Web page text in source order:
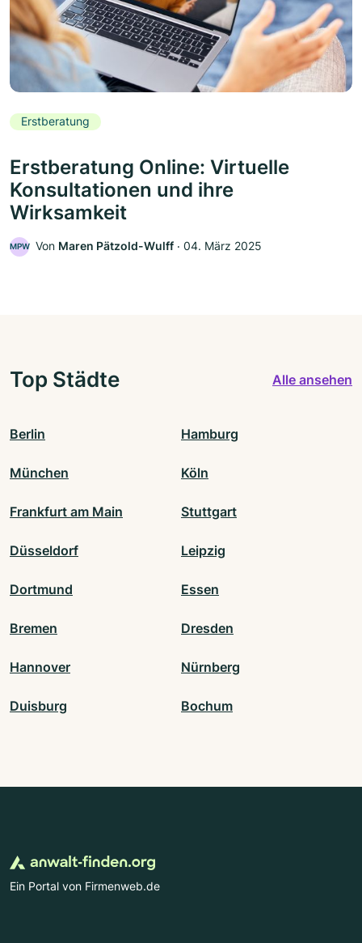
Erstberatung
Erstberatung Online: Virtuelle
Konsultationen und ihre
Wirksamkeit
MPW Von Maren Pätzold-Wulff ‧ 04. März 2025
Top Städte Alle ansehen
Berlin Hamburg
München Köln
Frankfurt am Main Stuttgart
Düsseldorf Leipzig
Dortmund Essen
Bremen Dresden
Hannover Nürnberg
Duisburg Bochum
Ein Portal von Firmenweb.de